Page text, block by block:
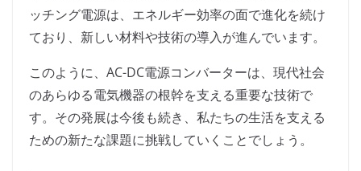
ッチング電源は、エネルギー効率の面で進化を続け
ており、新しい材料や技術の導入が進んでいます。
このように、AC-DC電源コンバーターは、現代社会
のあらゆる電気機器の根幹を支える重要な技術で
す。その発展は今後も続き、私たちの生活を支える
ための新たな課題に挑戦していくことでしょう。